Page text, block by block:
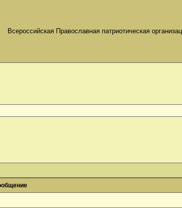
Всероссийская Православная патриотическая